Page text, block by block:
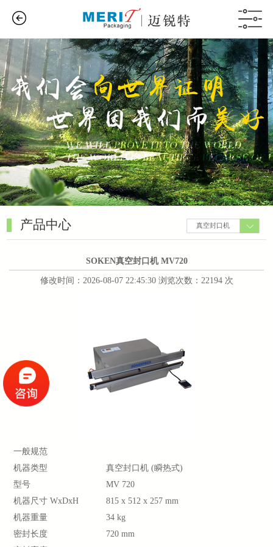
真空封⼝机
产品中心
SOKEN真空封口机 MV720
修改时间：2026-08-07 22:45:30 浏览次数：22194 次
一般规范
机器类型
真空封口机 (瞬热式)
型号
MV 720
机器尺寸 WxDxH
815 x 512 x 257 mm
机器重量
34 kg
密封长度
720 mm